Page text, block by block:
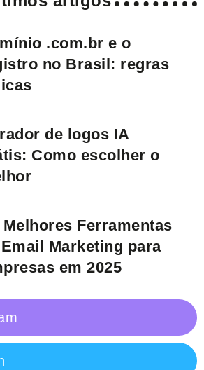
.com.br e o
no Brasil: regras
de logos IA
Como escolher o
Ferramentas
Marketing para
em 2025